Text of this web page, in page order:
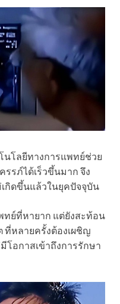
นโลยีทางการแพทย์ช่วย
รภ์ได้เร็วขึ้นมาก จึง
กิดขึ้นแล้วในยุคปัจจุบัน
ทย์ที่หายาก แต่ยังสะท้อน
ที่หลายครั้งต้องเผชิญ
โอกาสเข้าถึงการรักษา